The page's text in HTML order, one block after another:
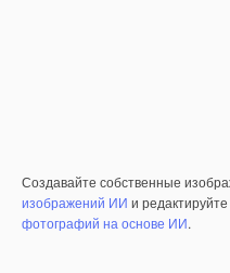
Создавайте собственные
изображений ИИ и
фотографий на основе ИИ.